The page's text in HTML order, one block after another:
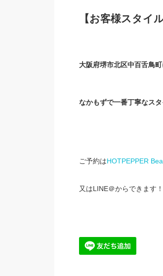
【お客様スタイ
大阪府堺市北区中百舌鳥
なかもずで一番丁寧なス
ご予約はHOTPEPPER
又はLINE＠からできます！